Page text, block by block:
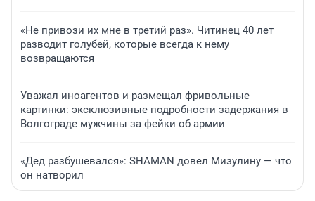
«Не привози их мне в третий раз». Читинец 40 лет
разводит голубей, которые всегда к нему
возвращаются
Уважал иноагентов и размещал фривольные
картинки: эксклюзивные подробности задержания в
Волгограде мужчины за фейки об армии
«Дед разбушевался»: SHAMAN довел Мизулину — что
он натворил